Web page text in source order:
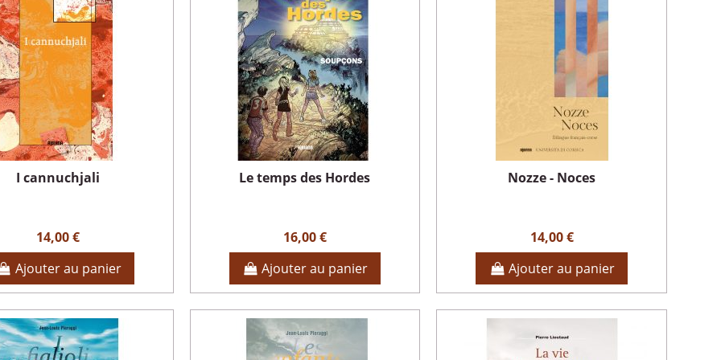
I cannuchjali
14,00 €
Ajouter au panier
Le temps des Hordes
16,00 €
Ajouter au panier
Nozze - Noces
14,00 €
Ajouter au panier